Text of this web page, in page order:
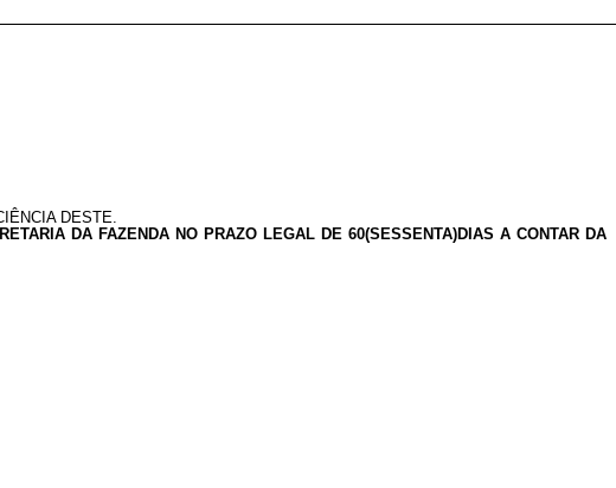
DESTE.
DA FAZENDA NO PRAZO LEGAL DE 60(SESSENTA)DIAS A CONTAR DA